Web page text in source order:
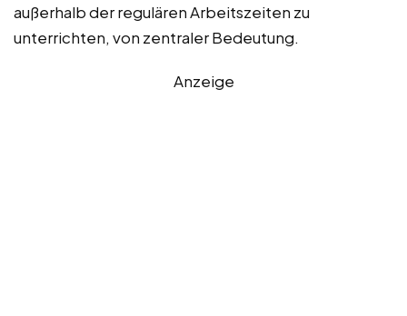
außerhalb der regulären Arbeitszeiten zu
unterrichten, von zentraler Bedeutung.
Anzeige